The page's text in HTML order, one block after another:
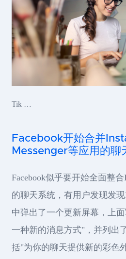
Tik …
Facebook开始合并
Messenger等应用的聊
Facebook似乎要开始全面整合
的聊天系统，有用户发现发现
中弹出了一个更新屏幕，上
一种新的消息方式"，并列出
括"为你的聊天提供新的彩色